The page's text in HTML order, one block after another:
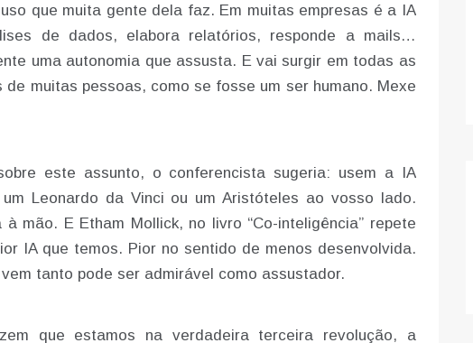
que muita gente dela faz. Em muitas empresas é a IA
de dados, elabora relatórios, responde a mails…
uma autonomia que assusta. E vai surgir em todas as
muitas pessoas, como se fosse um ser humano. Mexe
este assunto, o conferencista sugeria: usem a IA
Leonardo da Vinci ou um Aristóteles ao vosso lado.
mão. E Etham Mollick, no livro “Co-inteligência” repete
IA que temos. Pior no sentido de menos desenvolvida.
tanto pode ser admirável como assustador.
que estamos na verdadeira terceira revolução, a